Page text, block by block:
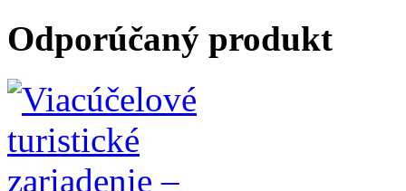
Odporúčaný produkt